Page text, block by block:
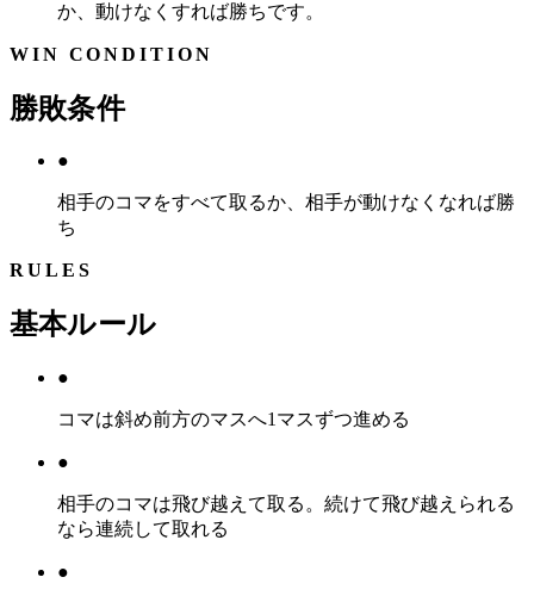
か、動けなくすれば勝ちです。
WIN CONDITION
勝敗条件
●
相手のコマをすべて取るか、相手が動けなくなれば勝
ち
RULES
基本ルール
●
コマは斜め前方のマスへ1マスずつ進める
●
相手のコマは飛び越えて取る。続けて飛び越えられる
なら連続して取れる
●